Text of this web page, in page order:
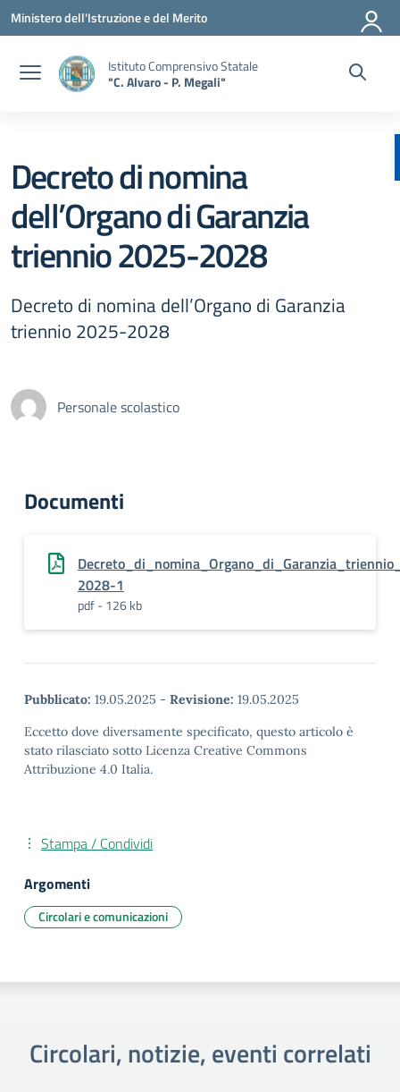
Vai ai contenuti
Vai al menu di navigazione
Vai al footer
Ministero dell'Istruzione e del Merito
Istituto Comprensivo Statale
"C. Alvaro - P. Megali"
Decreto di nomina
dell’Organo di Garanzia
triennio 2025-2028
Decreto di nomina dell’Organo di Garanzia
triennio 2025-2028
Personale scolastico
Documenti
2028-1
pdf - 126 kb
Pubblicato: 19.05.2025 - Revisione: 19.05.2025
Eccetto dove diversamente specificato, questo articolo è
stato rilasciato sotto Licenza Creative Commons
Attribuzione 4.0 Italia.
Stampa / Condividi
Argomenti
Circolari e comunicazioni
Circolari, notizie, eventi correlati